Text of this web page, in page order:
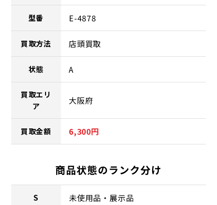
型番 E-4878
買取方法 店頭買取
状態 A
買取エリ
ア
大阪府
買取金額 6,300円
商品状態のランク分け
S 未使用品・展示品